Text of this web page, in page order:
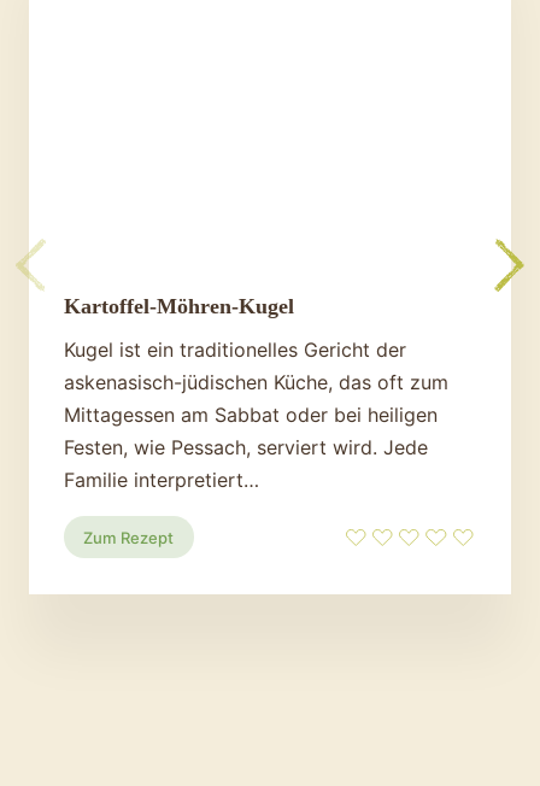
Kartoffel-Möhren-Kugel
Kugel ist ein traditionelles Gericht der
askenasisch-jüdischen Küche, das oft zum
Mittagessen am Sabbat oder bei heiligen
Festen, wie Pessach, serviert wird. Jede
Familie interpretiert…
Zum Rezept:
Kartoffel-